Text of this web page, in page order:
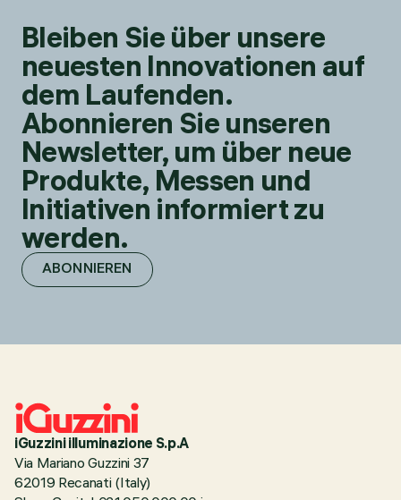
Bleiben Sie über unsere
neuesten Innovationen auf
dem Laufenden.
Abonnieren Sie unseren
Newsletter, um über neue
Produkte, Messen und
Initiativen informiert zu
werden.
ABONNIEREN
iGuzzini illuminazione S.p.A
Via Mariano Guzzini 37
62019 Recanati (Italy)